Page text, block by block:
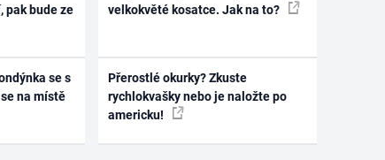
pak bude ze
se s
na místě
velkokvěté kosatce. Jak na to?
Přerostlé okurky? Zkuste
rychlokvašky nebo je naložte po
americku!